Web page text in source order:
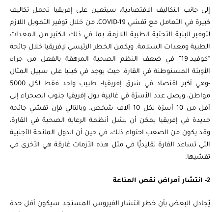
إلى جانب التكاليف الاقتصادية، سيتعين على إفريقيا تحمل تكاليف
كبيرة في التعامل مع تفشي COVID-19، من خلال توفير التمويل اللازم
لتوفير البنية التحتية الطبية اللازمة، بما في ذلك الكثير من المعدات
الطبية ومعدات السلامة. ويكمن الخطر الرئيسي لإفريقيا خلال جائحة
“كوفيد-19” في ضعف النظم الصحية المرهقة بالفعل من جراء
الأوبئة المستوطنة في القارة، حيث يوجد في كينيا على سبيل المثال
-وهي أكبر اقتصاد في شرق إفريقيا- طبيب واحد فقط لكل 5000
مواطن، ويصل عدد الأسرّة في غالبية دول إفريقيا جنوب الصحراء إلى
أقل من 10 أسرّة لكل 10 آلاف شخص. وبالتالي فإن تفشي جائحة
جديدة في إفريقيا يمكن أن يشل أنظمة الرعاية الصحية في القارة،
وقد يكون من الصعب احتواء ذلك، في حين أن الدول المانحة الأجنبية
التي تساعد القارة تقليديًّا في مثل هذه الأزمات غارقة هي الأخرى في
تفشيها.
يُجادل البعض بأن خطر انتشار الفيروس المستجد سيكون أقل حدة